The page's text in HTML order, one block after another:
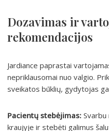
Dozavimas ir
rekomendacijos
Jardiance paprastai
nepriklausomai nuo valgio.
sveikatos būklių, gydytojas
Pacientų stebėjimas: Svarbu
kraujyje ir stebėti galimus